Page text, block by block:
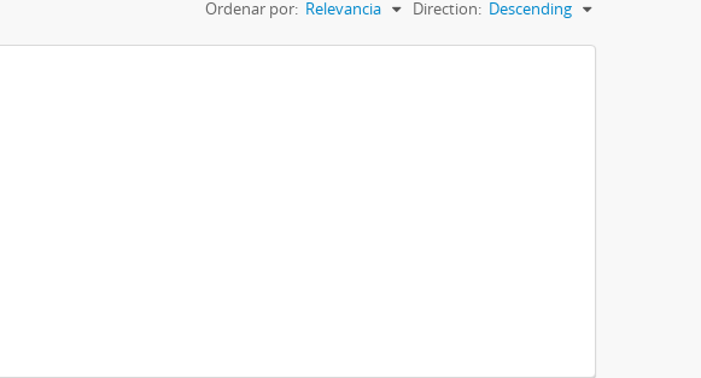
Ordenar por: Relevancia Direction: Descending